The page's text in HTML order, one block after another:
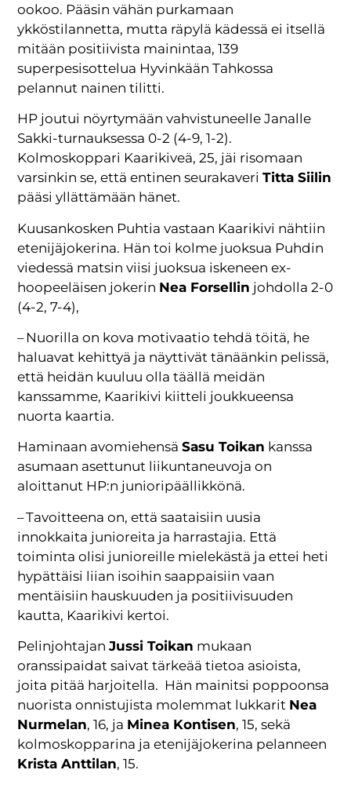
ookoo. Pääsin vähän purkamaan
ykköstilannetta, mutta räpylä kädessä ei itsellä
mitään positiivista mainintaa, 139
superpesisottelua Hyvinkään Tahkossa
pelannut nainen tilitti.
HP joutui nöyrtymään vahvistuneelle Janalle
Sakki-turnauksessa 0-2 (4-9, 1-2).
Kolmoskoppari Kaarikiveä, 25, jäi risomaan
varsinkin se, että entinen seurakaveriTitta Siilin
pääsi yllättämään hänet.
Kuusankosken Puhtia vastaan Kaarikivi nähtiin
etenijäjokerina. Hän toi kolme juoksua Puhdin
viedessä matsin viisi juoksua iskeneen ex-
hoopeeläisen jokerin Nea Forsellin johdolla 2-0
(4-2, 7-4),
– Nuorilla on kova motivaatio tehdä töitä, he
haluavat kehittyä ja näyttivät tänäänkin pelissä,
että heidän kuuluu olla täällä meidän
kanssamme, Kaarikivi kiitteli joukkueensa
nuorta kaartia.
Haminaan avomiehensäSasu Toikan kanssa
asumaan asettunut liikuntaneuvoja on
aloittanut HP:n junioripäällikkönä.
– Tavoitteena on, että saataisiin uusia
innokkaita junioreita ja harrastajia. Että
toiminta olisi junioreille mielekästä ja ettei heti
hypättäisi liian isoihin saappaisiin vaan
mentäisiin hauskuuden ja positiivisuuden
kautta, Kaarikivi kertoi.
PelinjohtajanJussi Toikan mukaan
oranssipaidat saivat tärkeää tietoa asioista,
joita pitää harjoitella. Hän mainitsi poppoonsa
nuorista onnistujista molemmat lukkarit Nea
Nurmelan, 16, ja Minea Kontisen, 15, sekä
kolmoskopparina ja etenijäjokerina pelanneen
Krista Anttilan, 15.